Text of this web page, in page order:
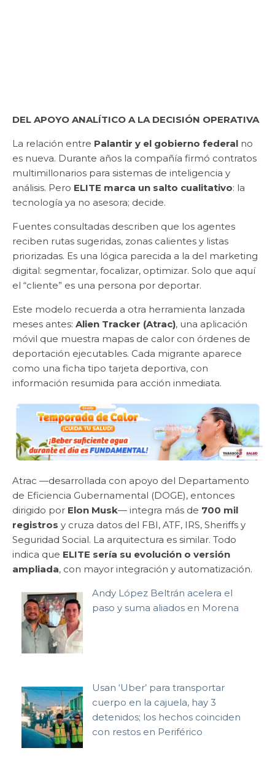
DEL APOYO ANALÍTICO A LA DECISIÓN OPERATIVA
La relación entre Palantir y el gobierno federal no
es nueva. Durante años la compañía firmó contratos
multimillonarios para sistemas de inteligencia y
análisis. Pero ELITE marca un salto cualitativo: la
tecnología ya no asesora; decide.
Fuentes consultadas describen que los agentes
reciben rutas sugeridas, zonas calientes y listas
priorizadas. Es una lógica parecida a la del marketing
digital: segmentar, focalizar, optimizar. Solo que aquí
el “cliente” es una persona por deportar.
Este modelo recuerda a otra herramienta lanzada
meses antes: Alien Tracker (Atrac), una aplicación
móvil que muestra mapas de calor con órdenes de
deportación ejecutables. Cada migrante aparece
como una ficha tipo tarjeta deportiva, con
información resumida para acción inmediata.
Atrac —desarrollada con apoyo del Departamento
de Eficiencia Gubernamental (DOGE), entonces
dirigido por Elon Musk— integra más de 700 mil
registros y cruza datos del FBI, ATF, IRS, Sheriffs y
Seguridad Social. La arquitectura es similar. Todo
indica que ELITE sería su evolución o versión
ampliada, con mayor integración y automatización.
Andy López Beltrán acelera el
paso y suma aliados en Morena
Usan ‘Uber’ para transportar
cuerpo en la cajuela, hay 3
detenidos; los hechos coinciden
con restos en Periférico